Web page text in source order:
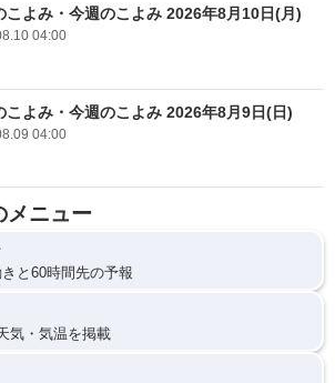
こよみ・今週のこよみ 2026年8月10日(月)
04:00
こよみ・今週のこよみ 2026年8月9日(日)
04:00
メニュー
と60時間先の予報
気・気温を掲載